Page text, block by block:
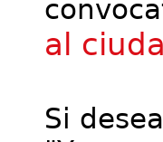
al
Si